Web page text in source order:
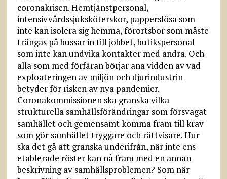
coronakrisen. Hemtjänstpersonal,
intensivvårdssjuksköterskor, papperslösa som
inte kan isolera sig hemma, förortsbor som måste
trängas på bussar in till jobbet, butikspersonal
som inte kan undvika kontakter med andra. Och
alla som med förfäran börjar ana vidden av vad
exploateringen av miljön och djurindustrin
betyder för risken av nya pandemier.
Coronakommissionen ska granska vilka
strukturella samhällsförändringar som försvagat
samhället och gemensamt komma fram till krav
som gör samhället tryggare och rättvisare. Hur
ska det gå att granska underifrån, när inte ens
etablerade röster kan nå fram med en annan
beskrivning av samhällsproblemen? Som när